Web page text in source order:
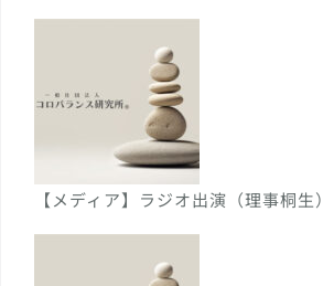
【メディア】ラジオ出演（理事桐生）